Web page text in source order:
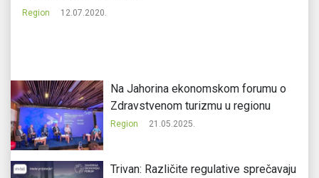
Region 12.07.2020.
Na Jahorina ekonomskom forumu o
Zdravstvenom turizmu u regionu
Region 21.05.2025.
Trivan: Različite regulative sprečavaju